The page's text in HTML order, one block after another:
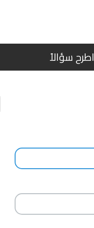
اطرح سؤالاً